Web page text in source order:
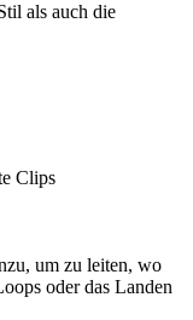
als auch die
Clips
um zu leiten, wo
oder das Landen